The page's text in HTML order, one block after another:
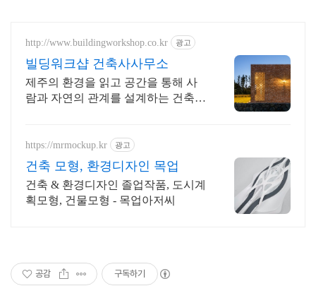
http://www.buildingworkshop.co.kr 광고
빌딩워크샵 건축사사무소
제주의 환경을 읽고 공간을 통해 사
람과 자연의 관계를 설계하는 건축사
https://mrmockup.kr 광고
건축 모형, 환경디자인 목업
건축 & 환경디자인 졸업작품, 도시계
획모형, 건물모형 - 목업아저씨
공감 구독하기